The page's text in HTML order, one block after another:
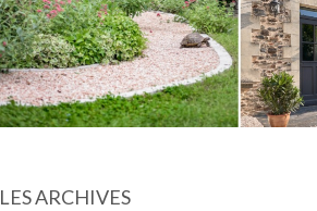
LES ARCHIVES